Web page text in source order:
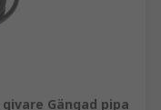
Gängad pipa